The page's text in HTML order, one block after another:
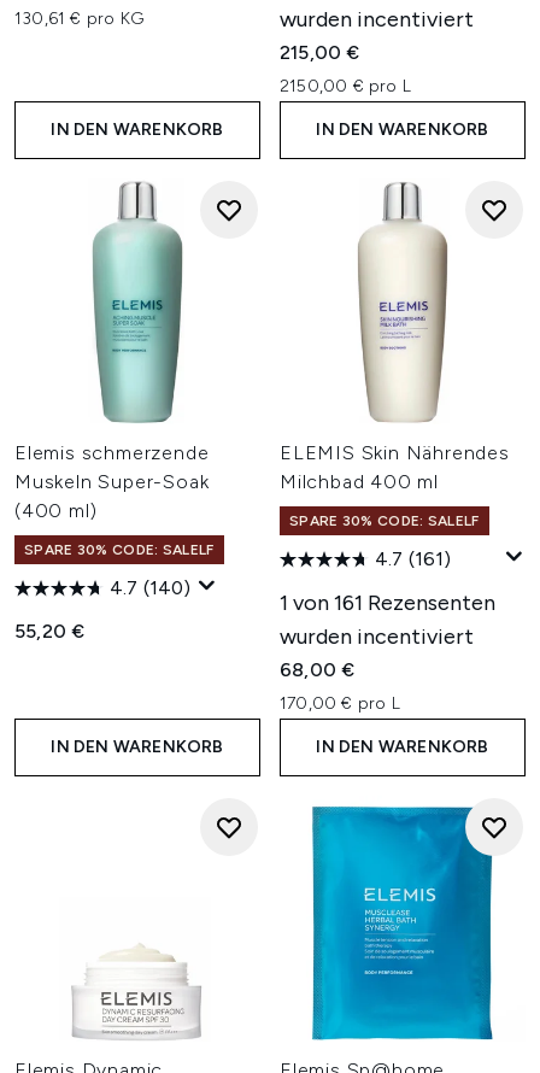
130,61 € pro KG
IN DEN WARENKORB
wurden incentiviert
215,00 €
2150,00 € pro L
IN DEN WARENKORB
Elemis schmerzende
Muskeln Super-Soak
(400 ml)
SPARE 30% CODE: SALELF
4.7 (140)
55,20 €
IN DEN WARENKORB
ELEMIS Skin Nährendes
Milchbad 400 ml
SPARE 30% CODE: SALELF
4.7 (161)
1 von 161 Rezensenten
wurden incentiviert
68,00 €
170,00 € pro L
IN DEN WARENKORB